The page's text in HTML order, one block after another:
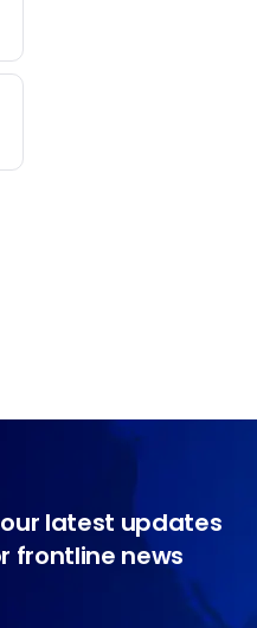
latest updates
frontline news